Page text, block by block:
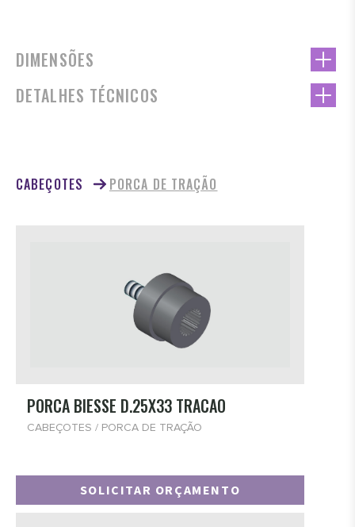
DIMENSÕES
DETALHES TÉCNICOS
CABEÇOTES PORCA DE TRAÇÃO
PORCA BIESSE D.25X33 TRACAO
CABEÇOTES / PORCA DE TRAÇÃO
SOLICITAR ORÇAMENTO